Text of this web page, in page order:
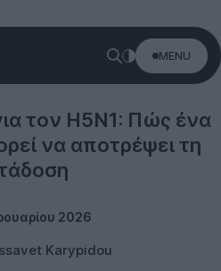
MENU
τον H5N1: Πώς ένα
να αποτρέψει τη
2026
Karypidou